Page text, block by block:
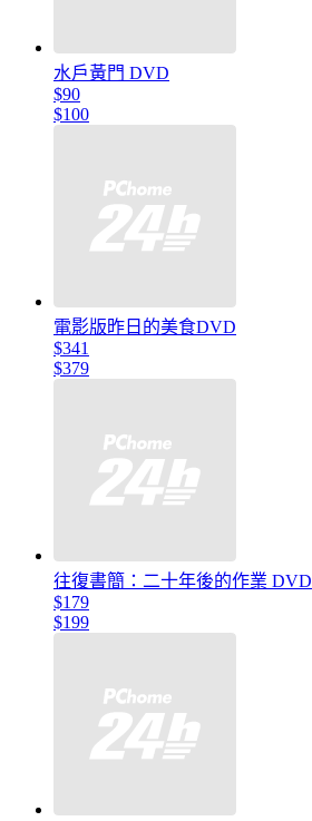
水戶黃門 DVD
$90
$100
電影版昨日的美食DVD
$341
$379
往復書簡：二十年後的作業 DVD
$179
$199